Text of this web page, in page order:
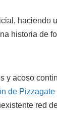
haciendo
historia de
y acoso
de Pizzagate
red